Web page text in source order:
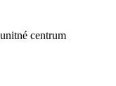
centrum